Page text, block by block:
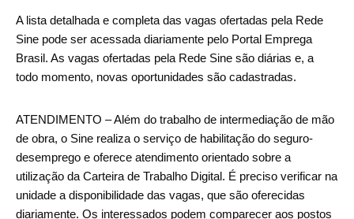
A lista detalhada e completa das vagas ofertadas pela Rede
Sine pode ser acessada diariamente pelo Portal Emprega
Brasil. As vagas ofertadas pela Rede Sine são diárias e, a
todo momento, novas oportunidades são cadastradas.
ATENDIMENTO – Além do trabalho de intermediação de mão
de obra, o Sine realiza o serviço de habilitação do seguro-
desemprego e oferece atendimento orientado sobre a
utilização da Carteira de Trabalho Digital. É preciso verificar na
unidade a disponibilidade das vagas, que são oferecidas
diariamente. Os interessados podem comparecer aos postos